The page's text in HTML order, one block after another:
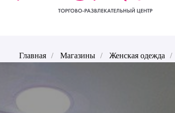
Главная / Магазины / Женская одежда /